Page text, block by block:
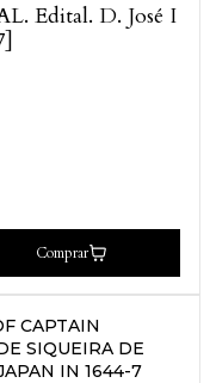
Edital. D. José I
Comprar
CAPTAIN
SIQUEIRA DE
IN 1644-7